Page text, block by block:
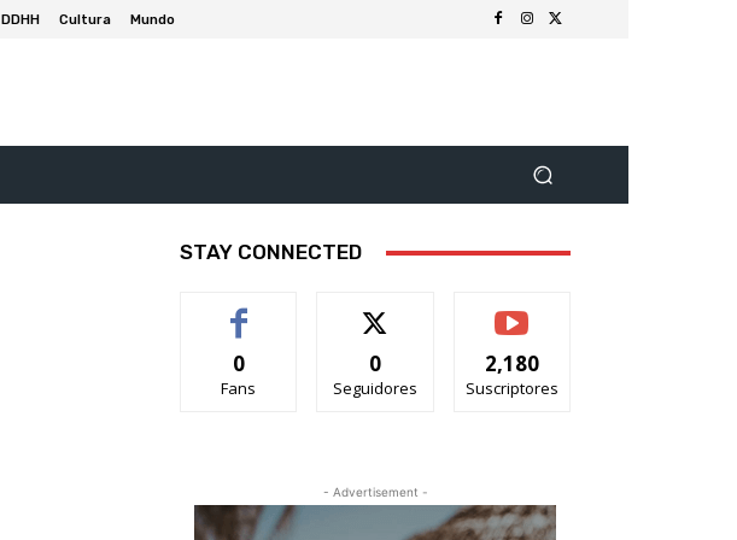
DDHH Cultura Mundo
STAY CONNECTED
0
Fans
0
Seguidores
2,180
Suscriptores
- Advertisement -